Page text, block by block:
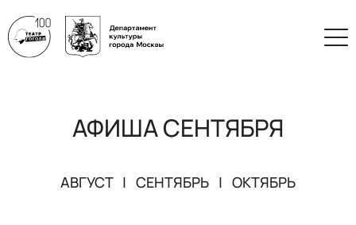
АФИША СЕНТЯБРЯ
АВГУСТ| СЕНТЯБРЬ | ОКТЯБРЬ